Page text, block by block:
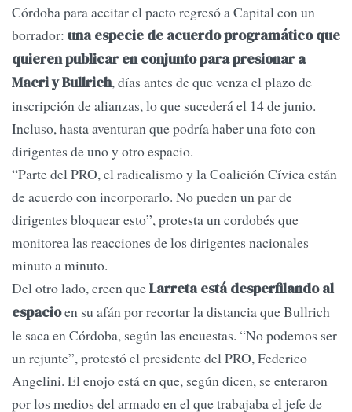
Córdoba para aceitar el pacto regresó a Capital con un
borrador: una especie de acuerdo programático que
quieren publicar en conjunto para presionar a
Macri y Bullrich, días antes de que venza el plazo de
inscripción de alianzas, lo que sucederá el 14 de junio.
Incluso, hasta aventuran que podría haber una foto con
dirigentes de uno y otro espacio.
“Parte del PRO, el radicalismo y la Coalición Cívica están
de acuerdo con incorporarlo. No pueden un par de
dirigentes bloquear esto”, protesta un cordobés que
monitorea las reacciones de los dirigentes nacionales
minuto a minuto.
Del otro lado, creen queLarreta está desperfilando al
espacioen su afán por recortar la distancia que Bullrich
le saca en Córdoba, según las encuestas. “No podemos ser
un rejunte”, protestó el presidente del PRO, Federico
Angelini. El enojo está en que, según dicen, se enteraron
por los medios del armado en el que trabajaba el jefe de